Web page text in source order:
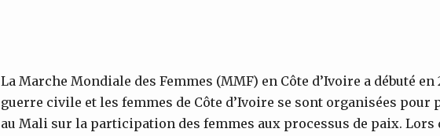
La Marche Mondiale des Femmes (MMF) en Côte d’Ivoire a débuté
guerre civile et les femmes de Côte d’Ivoire se sont organisées
au Mali sur la participation des femmes aux processus de paix. Lors